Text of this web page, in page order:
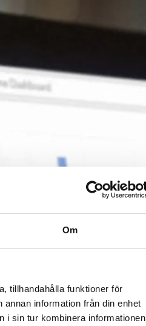
Om
tillhandahålla funktioner för
information från din enhet
i sin tur kombinera informationen